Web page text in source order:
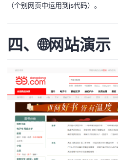
（个别网页中运用到js代码）。
四、🌐网站演示